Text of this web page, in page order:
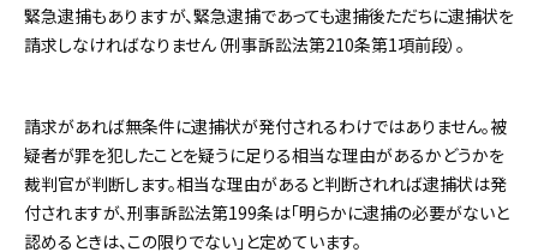
緊急逮捕もありますが、緊急逮捕であっても逮捕後ただちに逮捕状を
請求しなければなりません（刑事訴訟法第210条第1項前段）。
請求があれば無条件に逮捕状が発付されるわけではありません。被
疑者が罪を犯したことを疑うに足りる相当な理由があるかどうかを
裁判官が判断します。相当な理由があると判断されれば逮捕状は発
付されますが、刑事訴訟法第199条は「明らかに逮捕の必要がないと
認めるときは、この限りでない」と定めています。